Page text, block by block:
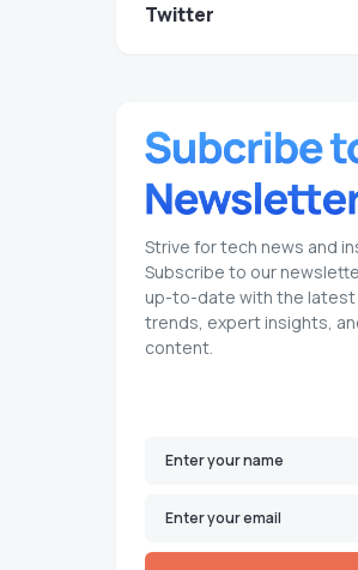
Twitter
Strive for tech news and
Subscribe to our
up-to-date with the
trends, expert insights,
content.